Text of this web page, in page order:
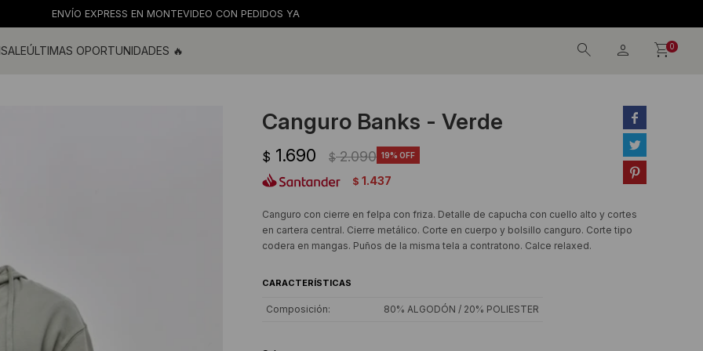
ENVÍO EXPRESS EN MONTEVIDEO CON PEDIDOS YA
baño
SALEÚLTIMAS OPORTUNIDADES 🔥 0
Canguro Banks - Verde
$ 1.690 $ 2.090 19
$ 1.437
Canguro con cierre en felpa con friza. Detalle de capucha con cuello alto y cortes
en cartera central. Cierre metálico. Corte en cuerpo y bolsillo canguro. Corte tipo
codera en mangas. Puños de la misma tela a contratono. Calce relaxed.
CARACTERÍSTICAS
Composición 80% ALGODÓN / 20% POLIESTER


